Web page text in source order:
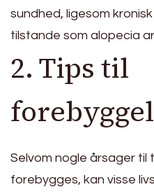
sundhed, ligesom
tilstande som alopecia
2. Tips til
Selvom nogle årsager til
forebygges, kan visse